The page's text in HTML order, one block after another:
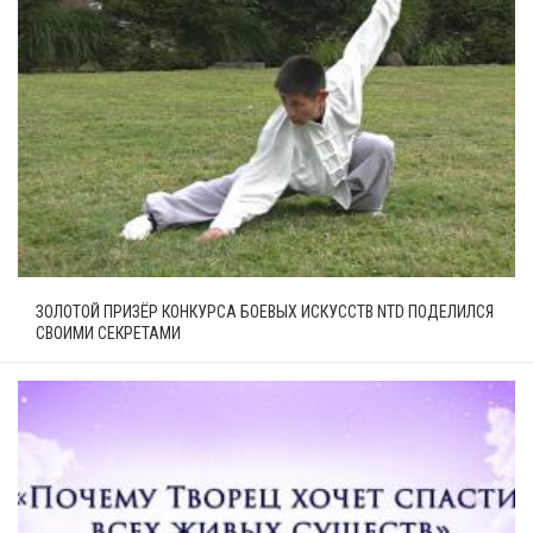
ЗОЛОТОЙ ПРИЗЁР КОНКУРСА БОЕВЫХ ИСКУССТВ NTD ПОДЕЛИЛСЯ
СВОИМИ СЕКРЕТАМИ